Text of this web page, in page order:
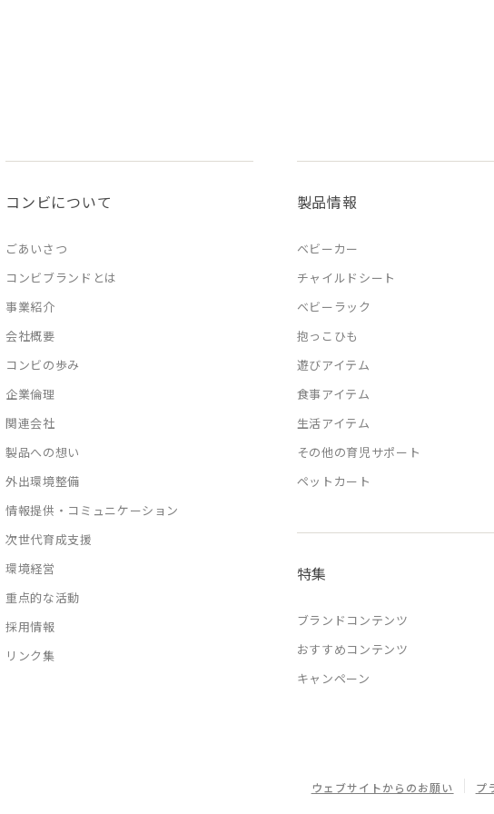
コンビについて
ごあいさつ
コンビブランドとは
事業紹介
会社概要
コンビの歩み
企業倫理
関連会社
製品への想い
外出環境整備
情報提供・コミュニケーション
次世代育成支援
環境経営
重点的な活動
採用情報
リンク集
製品情報
ベビーカー
チャイルドシート
ベビーラック
抱っこひも
遊びアイテム
食事アイテム
生活アイテム
その他の育児サポート
ペットカート
特集
ブランドコンテンツ
おすすめコンテンツ
キャンペーン
ウェブサイトからのお願い プ